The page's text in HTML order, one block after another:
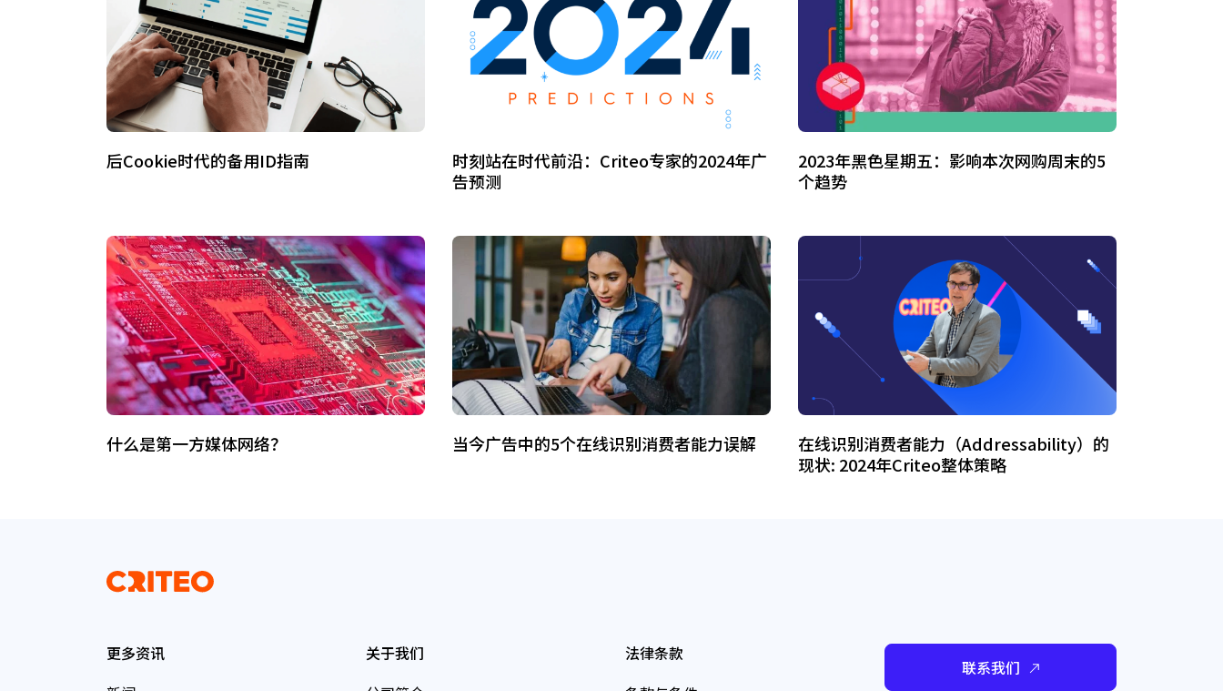
后Cookie时代的备用ID指南
时刻站在时代前沿：Criteo专家的2024年广
告预测
2023年黑色星期五：影响本次网购周末的5
个趋势
什么是第一方媒体网络？ 当今广告中的5个在线识别消费者能力误解
在线识别消费者能力（Addressability）的
现状: 2024年Criteo整体策略
更多资讯
关于我们
法律条款
联系我们